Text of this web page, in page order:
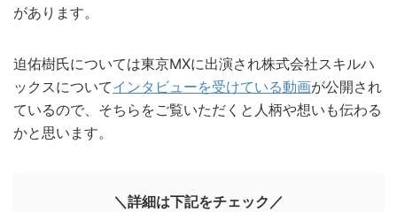
があります。
迫佑樹氏については東京MXに出演され株式会社スキルハ
ックスについてインタビューを受けている動画が公開され
ているので、そちらをご覧いただくと人柄や想いも伝わる
かと思います。
＼詳細は下記をチェック／